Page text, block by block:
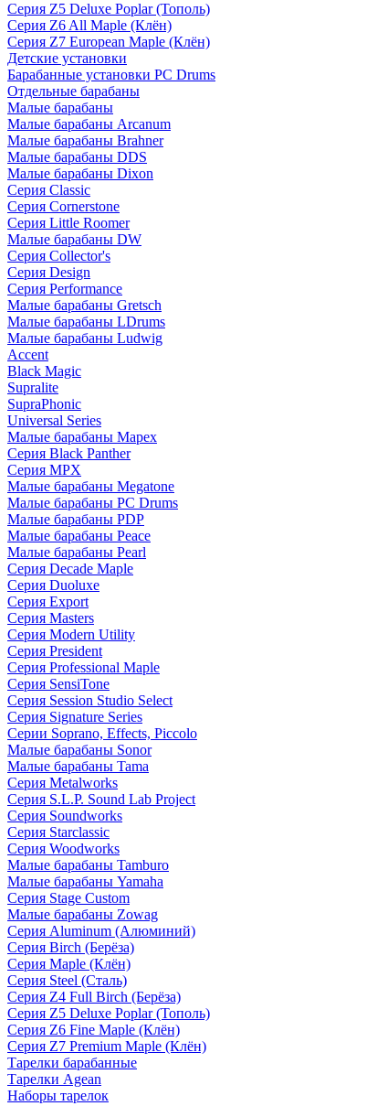
Серия Z5 Deluxe Poplar (Тополь)
Серия Z6 All Maple (Клён)
Серия Z7 European Maple (Клён)
Детские установки
Барабанные установки PC Drums
Отдельные барабаны
Малые барабаны
Малые барабаны Arcanum
Малые барабаны Brahner
Малые барабаны DDS
Малые барабаны Dixon
Серия Classic
Серия Cornerstone
Серия Little Roomer
Малые барабаны DW
Серия Collector's
Серия Design
Серия Performance
Малые барабаны Gretsch
Малые барабаны LDrums
Малые барабаны Ludwig
Accent
Black Magic
Supralite
SupraPhonic
Universal Series
Малые барабаны Mapex
Серия Black Panther
Серия MPX
Малые барабаны Megatone
Малые барабаны PC Drums
Малые барабаны PDP
Малые барабаны Peace
Малые барабаны Pearl
Серия Decade Maple
Серия Duoluxe
Серия Export
Серия Masters
Серия Modern Utility
Серия President
Серия Professional Maple
Серия SensiTone
Серия Session Studio Select
Серия Signature Series
Серии Soprano, Effects, Piccolo
Малые барабаны Sonor
Малые барабаны Tama
Серия Metalworks
Серия S.L.P. Sound Lab Project
Серия Soundworks
Серия Starclassic
Серия Woodworks
Малые барабаны Tamburo
Малые барабаны Yamaha
Серия Stage Custom
Малые барабаны Zowag
Серия Aluminum (Алюминий)
Серия Birch (Берёза)
Серия Maple (Клён)
Серия Steel (Сталь)
Серия Z4 Full Birch (Берёза)
Серия Z5 Deluxe Poplar (Тополь)
Серия Z6 Fine Maple (Клён)
Серия Z7 Premium Maple (Клён)
Тарелки барабанные
Тарелки Agean
Наборы тарелок